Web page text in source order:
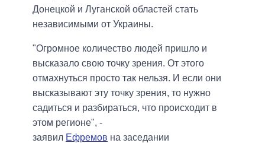
Донецкой и Луганской областей стать
независимыми от Украины.
"Огромное количество людей пришло и
высказало свою точку зрения. От этого
отмахнуться просто так нельзя. И если они
высказывают эту точку зрения, то нужно
садиться и разбираться, что происходит в
этом регионе", -
заявил Ефремов на заседании